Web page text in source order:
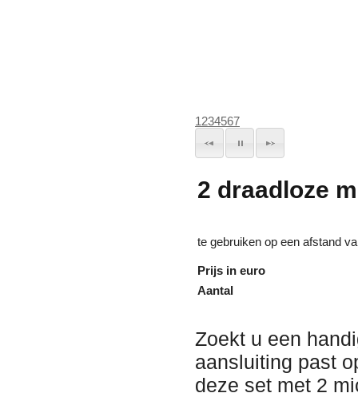
1234567
2 draadloze
te gebruiken op een afstand
Prijs in euro
Aantal
Zoekt u een
aansluiting past
deze set met 2